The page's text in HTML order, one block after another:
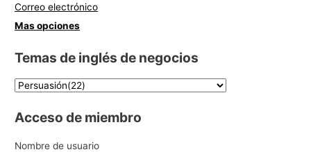
Correo electrónico
Mas opciones
Temas de inglés de negocios
Acceso de miembro
Nombre de usuario